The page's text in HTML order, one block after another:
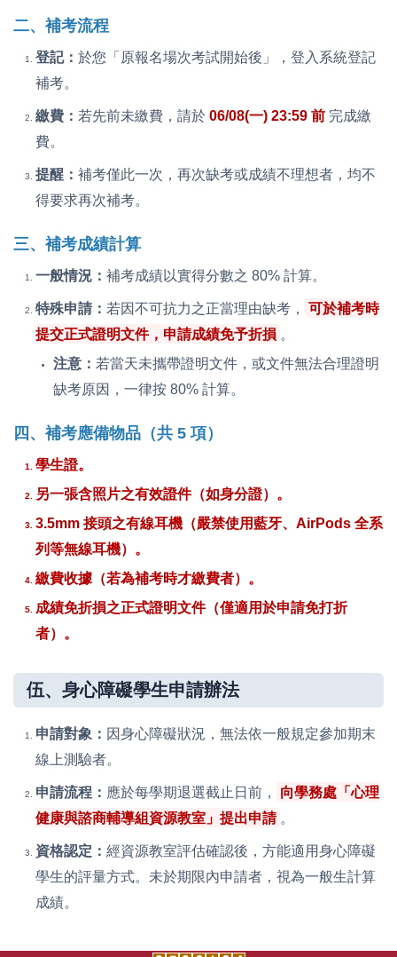
二、補考流程
登記： 於您「原報名場次考試開始後」，登入系統登記
補考。
繳費： 若先前未繳費，請於 06/08(一) 23:59 前 完成繳
費。
提醒： 補考僅此一次，再次缺考或成績不理想者，均不
得要求再次補考。
三、補考成績計算
一般情況： 補考成績以實得分數之 80% 計算。
特殊申請： 若因不可抗力之正當理由缺考，
可於補考時
提交正式證明文件，申請成績免予折損 。
注意： 若當天未攜帶證明文件，或文件無法合理證明
缺考原因，一律按 80% 計算。
四、補考應備物品（共 5 項）
學生證。
另一張含照片之有效證件（如身分證）。
3.5mm 接頭之有線耳機（嚴禁使用藍牙、AirPods 全系
列等無線耳機）。
繳費收據（若為補考時才繳費者）。
成績免折損之正式證明文件（僅適用於申請免打折
者）。
伍、身心障礙學生申請辦法
申請對象： 因身心障礙狀況，無法依一般規定參加期末
線上測驗者。
申請流程： 應於每學期退選截止日前，
向學務處「心理
健康與諮商輔導組資源教室」提出申請 。
資格認定： 經資源教室評估確認後，方能適用身心障礙
學生的評量方式。未於期限內申請者，視為一般生計算
成績。